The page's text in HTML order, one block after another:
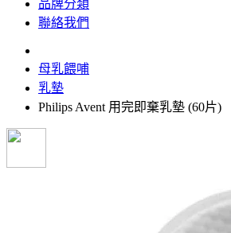
品牌分類
聯絡我們
母乳餵哺
乳墊
Philips Avent 用完即棄乳墊 (60片)